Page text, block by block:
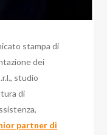
stampa di
dei
studio
di
partner di